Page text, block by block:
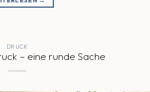
DRUCK
– eine runde Sache